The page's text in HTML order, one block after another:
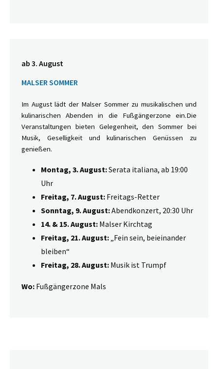
ab 3. August
MALSER SOMMER
Im August lädt der Malser Sommer zu musikalischen und
kulinarischen Abenden in die Fußgängerzone ein.Die
Veranstaltungen bieten Gelegenheit, den Sommer bei
Musik, Geselligkeit und kulinarischen Genüssen zu
genießen.
Montag, 3. August:Serata italiana, ab 19:00
Uhr
Freitag, 7. August: Freitags-Retter
Sonntag, 9. August:Abendkonzert, 20:30 Uhr
14. & 15. August: Malser Kirchtag
Freitag, 21. August: „Fein sein, beieinander
bleiben“
Freitag, 28. August: Musik ist Trumpf
Wo: Fußgängerzone Mals